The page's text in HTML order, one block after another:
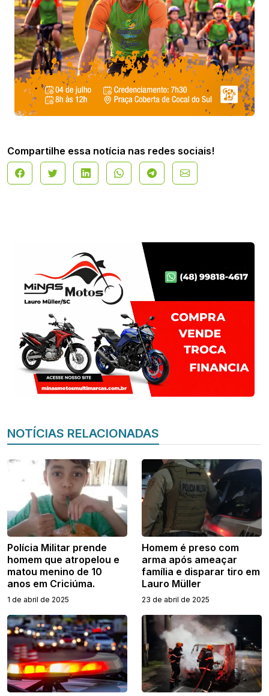
Compartilhe essa notícia nas redes sociais!
NOTÍCIAS RELACIONADAS
Polícia Militar prende
homem que atropelou e
matou menino de 10
anos em Criciúma.
1 de abril de 2025
Homem é preso com
arma após ameaçar
família e disparar tiro em
Lauro Müller
23 de abril de 2025